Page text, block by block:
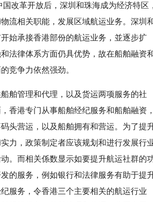
国改革开放后，深圳和珠海成为经济特区
流相关职能，发展区域航运业务。深圳
始承接香港部份的航运业务，並逐步扩
法律体系方面仍具优势，故在船舶融资
竞争力依然强劲。
舶管理和代理，以及货运两项服务的社
香港专门从事船舶经纪服务和船舶融资
头营运，以及船舶拥有和营运。为了提
力，政策制定者应该规划和进行发展行
。而相关係数显示如要提升航运社群的
的服务，例如银行和法律服务有助于提
服务，令香港三个主要相关的航运行业